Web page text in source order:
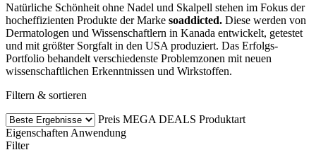
Natürliche Schönheit ohne Nadel und Skalpell stehen im Fokus der
hocheffizienten Produkte der Marke soaddicted. Diese werden von
Dermatologen und Wissenschaftlern in Kanada entwickelt, getestet
und mit größter Sorgfalt in den USA produziert. Das Erfolgs-
Portfolio behandelt verschiedenste Problemzonen mit neuen
wissenschaftlichen Erkenntnissen und Wirkstoffen.
Filtern & sortieren
Preis MEGA DEALS Produktart
Eigenschaften Anwendung
Filter